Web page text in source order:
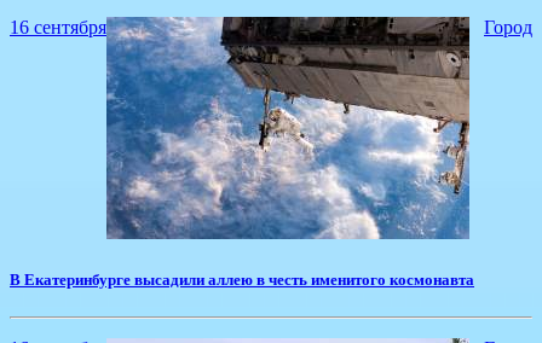
16 сентября Город
В Екатеринбурге высадили аллею в честь именитого космонавта